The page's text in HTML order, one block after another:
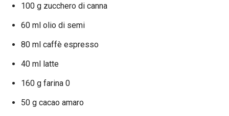
100 g zucchero di canna
60 ml olio di semi
80 ml caffè espresso
40 ml latte
160 g farina 0
50 g cacao amaro